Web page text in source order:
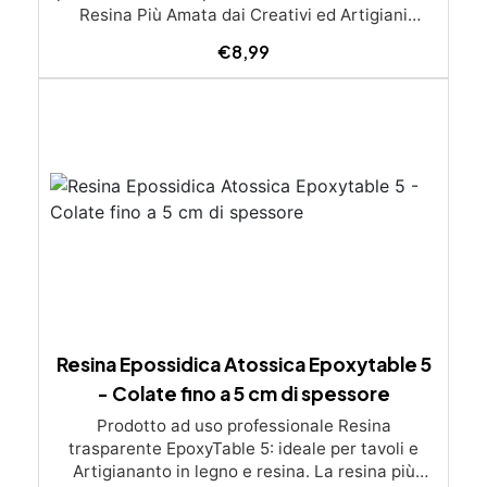
€8,99
Resina Epossidica Atossica Epoxytable 5
- Colate fino a 5 cm di spessore
Prodotto ad uso professionale Resina
trasparente EpoxyTable 5: ideale per tavoli e
Artigiananto in legno e resina. La resina più